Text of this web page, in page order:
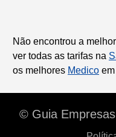
Não encontrou a
ver todas as tarifas na
os melhores Medico em
© Guia